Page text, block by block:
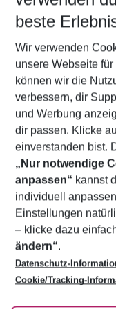
2 Erwachsene
Footer
Footer navigation
Über uns
AGB
Bestpreisgarantie
Cookie-
Cookie-Richtlinie
Agenturbetreuung
Barrierefreies Reisen
Folge uns
beste
Wir verwenden
unsere Webseite
können wir die
verbessern, dir
und Werbung
dir passen. Klicke
einverstanden bist.
„Nur notwendige
anpassen“ kannst
individuell
Einstellungen
– klicke dazu
ändern“.
Datenschutz-
Cookie/Tracking-